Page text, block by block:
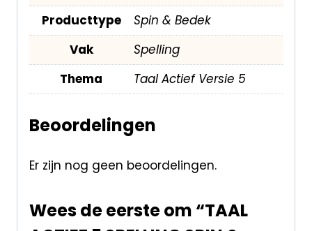
Producttype
Spin & Bedek
Vak
Spelling
Thema
Taal Actief Versie 5
Beoordelingen
Er zijn nog geen beoordelingen.
Wees de eerste om “TAAL